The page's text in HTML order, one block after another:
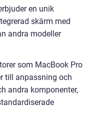
en unik
skärm med
andra modeller
som MacBook Pro
till anpassning och
andra komponenter,